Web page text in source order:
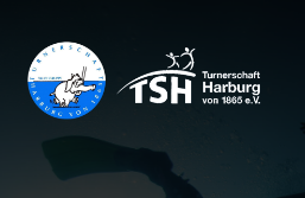
content